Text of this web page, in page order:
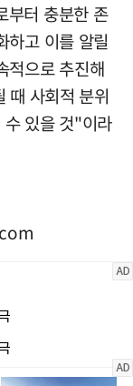
부터 충분한 존
하고 이를 알릴
적으로 추진해
때 사회적 분위
수 있을 것"이라